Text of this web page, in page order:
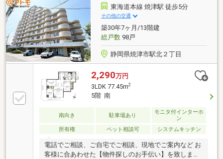
家探しの『もやもや』を『わくわく』に…！焼津・藤
枝・島田エリアに特化した地域密着の不動産屋さんで
す♪【お問い合わせ】【資料請求】24時間受付中☆
東海道本線 焼津駅 徒歩5分
その他の交通
築30年7ヶ月/13階建
総戸数98戸
静岡県焼津市駅北２丁目
2,290万円
3LDK 77.45m2
5階 南
南向き 駐車場あり
モニタ付インターホ
ン
所有権
ペット相談可 システムキッチン
電話でご相談、ご自宅でご相談、現地でご案内など お
客様に合あわせた【物件探しのお手伝い】を致します